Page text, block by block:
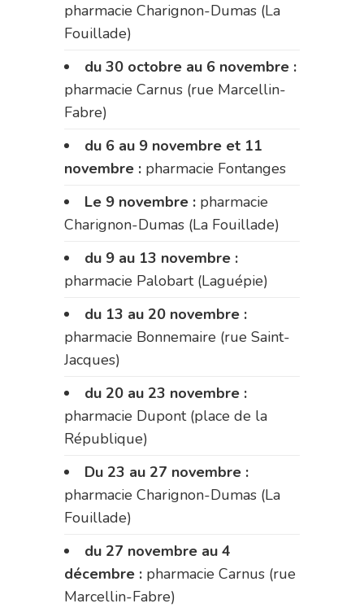
pharmacie Charignon-Dumas (La
Fouillade)
du 30 octobre au 6 novembre :
pharmacie Carnus (rue Marcellin-
Fabre)
du 6 au 9 novembre et 11
novembre : pharmacie Fontanges
Le 9 novembre : pharmacie
Charignon-Dumas (La Fouillade)
du 9 au 13 novembre :
pharmacie Palobart (Laguépie)
du 13 au 20 novembre :
pharmacie Bonnemaire (rue Saint-
Jacques)
du 20 au 23 novembre :
pharmacie Dupont (place de la
République)
Du 23 au 27 novembre :
pharmacie Charignon-Dumas (La
Fouillade)
du 27 novembre au 4
décembre : pharmacie Carnus (rue
Marcellin-Fabre)